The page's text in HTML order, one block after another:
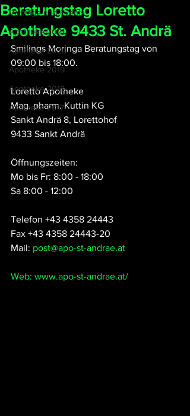
Vorträge und Events
Apotheke 2021
Apotheke 2020
Apotheke 2019
Apotheke 2018
Apotheke 2017
Beratungstag Loretto
Apotheke 9433 St. Andrä
Smilings Moringa Beratungstag von
09:00 bis 18:00.
Loretto Apotheke
Mag. pharm. Kuttin KG
Sankt Andrä 8, Lorettohof
9433 Sankt Andrä
Öffnungszeiten:
Mo bis Fr: 8:00 - 18:00
Sa 8:00 - 12:00
Telefon +43 4358 24443
Fax +43 4358 24443-20
Mail: post@apo-st-andrae.at
Web: www.apo-st-andrae.at/